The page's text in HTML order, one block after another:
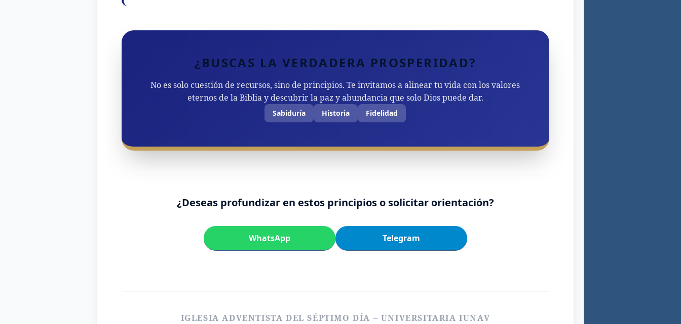
¿BUSCAS LA VERDADERA PROSPERIDAD?
No es solo cuestión de recursos, sino de principios. Te invitamos a alinear tu vida con los valores
eternos de la Biblia y descubrir la paz y abundancia que solo Dios puede dar.
Sabiduría Historia Fidelidad
¿Deseas profundizar en estos principios o solicitar orientación?
WhatsApp Telegram
IGLESIA ADVENTISTA DEL SÉPTIMO DÍA – UNIVERSITARIA IUNAV